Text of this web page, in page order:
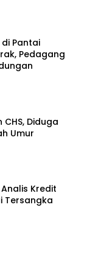
di Pantai
Pedagang
Diduga
Umur
Kredit
Tersangka